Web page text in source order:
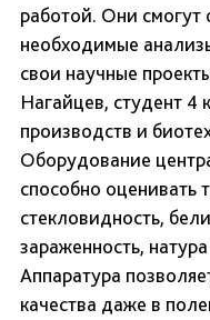
работой. Они смогут
необходимые
свои научные
Нагайцев, студент 4
производств и
Оборудование
способно оценивать
стекловидность,
зараженность,
Аппаратура
качества даже в